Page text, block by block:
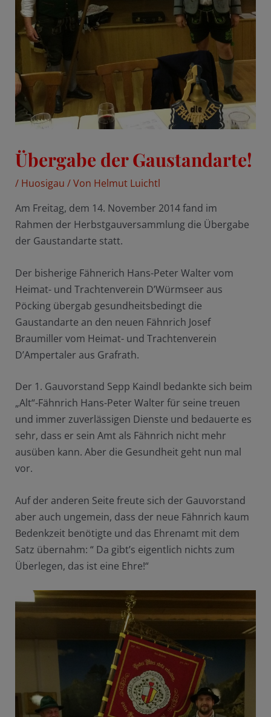
Übergabe der Gaustandarte!
/ Huosigau / Von Helmut Luichtl
Am Freitag, dem 14. November 2014 fand im
Rahmen der Herbstgauversammlung die Übergabe
der Gaustandarte statt.
Der bisherige Fähnerich Hans-Peter Walter vom
Heimat- und Trachtenverein D’Würmseer aus
Pöcking übergab gesundheitsbedingt die
Gaustandarte an den neuen Fähnrich Josef
Braumiller vom Heimat- und Trachtenverein
D’Ampertaler aus Grafrath.
Der 1. Gauvorstand Sepp Kaindl bedankte sich beim
„Alt“-Fähnrich Hans-Peter Walter für seine treuen
und immer zuverlässigen Dienste und bedauerte es
sehr, dass er sein Amt als Fähnrich nicht mehr
ausüben kann. Aber die Gesundheit geht nun mal
vor.
Auf der anderen Seite freute sich der Gauvorstand
aber auch ungemein, dass der neue Fähnrich kaum
Bedenkzeit benötigte und das Ehrenamt mit dem
Satz übernahm: “ Da gibt’s eigentlich nichts zum
Überlegen, das ist eine Ehre!“